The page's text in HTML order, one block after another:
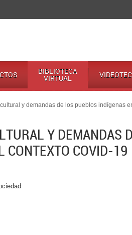
BIBLIOTECA
VIRTUAL
y demandas de los pueblos indígenas
Y DEMANDAS
CONTEXTO COVID-19